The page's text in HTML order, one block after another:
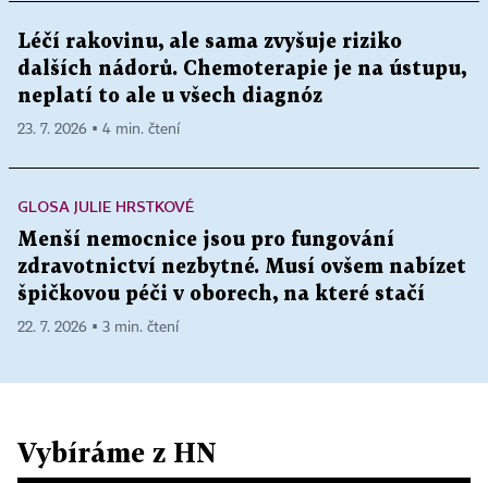
Léčí rakovinu, ale sama zvyšuje riziko
dalších nádorů. Chemoterapie je na ústupu,
neplatí to ale u všech diagnóz
23. 7. 2026 ▪ 4 min. čtení
GLOSA JULIE HRSTKOVÉ
Menší nemocnice jsou pro fungování
zdravotnictví nezbytné. Musí ovšem nabízet
špičkovou péči v oborech, na které stačí
22. 7. 2026 ▪ 3 min. čtení
Vybíráme z HN